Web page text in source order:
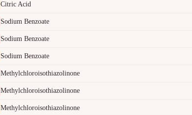
Citric Acid
Sodium Benzoate
Sodium Benzoate
Sodium Benzoate
Methylchloroisothiazolinone
Methylchloroisothiazolinone
Methylchloroisothiazolinone